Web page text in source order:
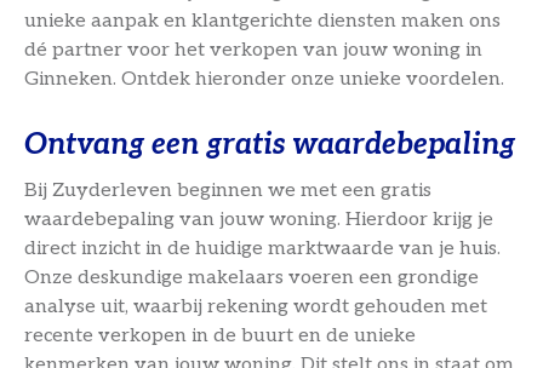
unieke aanpak en klantgerichte diensten maken ons
dé partner voor het verkopen van jouw woning in
Ginneken. Ontdek hieronder onze unieke voordelen.
Ontvang een gratis waardebepaling
Bij Zuyderleven beginnen we met een gratis
waardebepaling van jouw woning. Hierdoor krijg je
direct inzicht in de huidige marktwaarde van je huis.
Onze deskundige makelaars voeren een grondige
analyse uit, waarbij rekening wordt gehouden met
recente verkopen in de buurt en de unieke